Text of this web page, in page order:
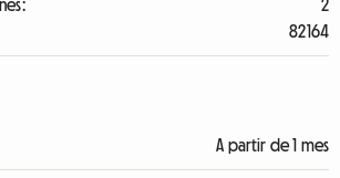
2
82164
A partir de 1 mes